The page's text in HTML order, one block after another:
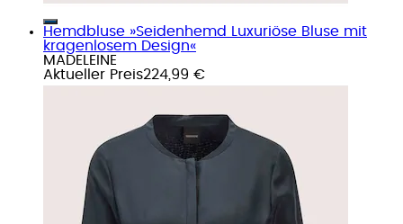
Hemdbluse »Seidenhemd Luxuriöse Bluse mit
kragenlosem Design«
MADELEINE
Aktueller Preis224,99 €